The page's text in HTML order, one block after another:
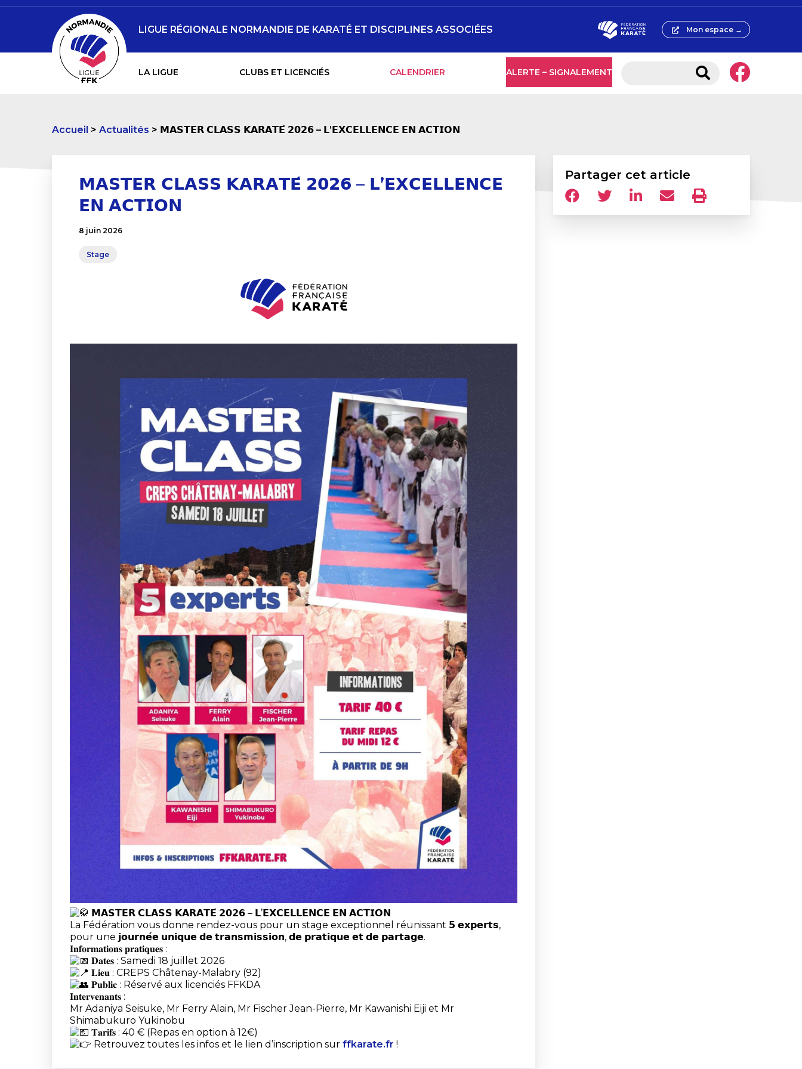
LA LIGUE CLUBS ET LICENCIÉS CALENDRIER ALERTE – SIGNALEMENT
LIGUE RÉGIONALE NORMANDIE DE KARATÉ ET DISCIPLINES ASSOCIÉES Mon espace →
Accueil Actualités 𝗠𝗔𝗦𝗧𝗘𝗥 𝗖𝗟𝗔𝗦𝗦 𝗞𝗔𝗥𝗔𝗧𝗘́ 𝟮𝟬𝟮𝟲 – 𝗟’𝗘𝗫𝗖𝗘𝗟𝗟𝗘𝗡𝗖𝗘 𝗘𝗡 𝗔𝗖𝗧𝗜𝗢𝗡
𝗠𝗔𝗦𝗧𝗘𝗥 𝗖𝗟𝗔𝗦𝗦 𝗞𝗔𝗥𝗔𝗧𝗘́ 𝟮𝟬𝟮𝟲 – 𝗟’𝗘𝗫𝗖𝗘𝗟𝗟𝗘𝗡𝗖𝗘
𝗘𝗡 𝗔𝗖𝗧𝗜𝗢𝗡
8 juin 2026
Stage
𝗠𝗔𝗦𝗧𝗘𝗥 𝗖𝗟𝗔𝗦𝗦 𝗞𝗔𝗥𝗔𝗧𝗘́ 𝟮𝟬𝟮𝟲 – 𝗟’𝗘𝗫𝗖𝗘𝗟𝗟𝗘𝗡𝗖𝗘 𝗘𝗡 𝗔𝗖𝗧𝗜𝗢𝗡
La Fédération vous donne rendez-vous pour un stage exceptionnel réunissant 𝟱 𝗲𝘅𝗽𝗲𝗿𝘁𝘀,
pour une 𝗷𝗼𝘂𝗿𝗻𝗲́𝗲 𝘂𝗻𝗶𝗾𝘂𝗲 𝗱𝗲 𝘁𝗿𝗮𝗻𝘀𝗺𝗶𝘀𝘀𝗶𝗼𝗻, 𝗱𝗲 𝗽𝗿𝗮𝘁𝗶𝗾𝘂𝗲 𝗲𝘁 𝗱𝗲 𝗽𝗮𝗿𝘁𝗮𝗴𝗲.
𝐈𝐧𝐟𝐨𝐫𝐦𝐚𝐭𝐢𝐨𝐧𝐬 𝐩𝐫𝐚𝐭𝐢𝐪𝐮𝐞𝐬 :
𝐃𝐚𝐭𝐞𝐬 : Samedi 18 juillet 2026
𝐋𝐢𝐞𝐮 : CREPS Châtenay-Malabry (92)
𝐏𝐮𝐛𝐥𝐢𝐜 : Réservé aux licenciés FFKDA
𝐈𝐧𝐭𝐞𝐫𝐯𝐞𝐧𝐚𝐧𝐭𝐬 :
Mr Adaniya Seisuke, Mr Ferry Alain, Mr Fischer Jean-Pierre, Mr Kawanishi Eiji et Mr
Shimabukuro Yukinobu
𝐓𝐚𝐫𝐢𝐟𝐬 : 40 € (Repas en option à 12€)
Retrouvez toutes les infos et le lien d’inscription sur ffkarate.fr !
Partager cet article